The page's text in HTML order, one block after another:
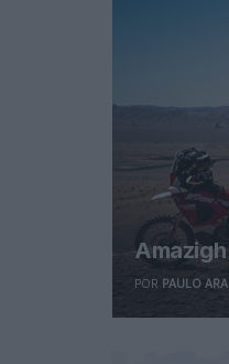
POR PAULO